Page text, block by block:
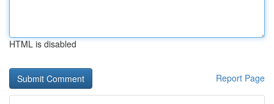
HTML is disabled
Report Page